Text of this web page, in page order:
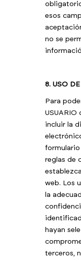
esos
no se
8. USO
Para
USUARIO
incluir la
reglas de
web. Los
la
hayan
terceros,